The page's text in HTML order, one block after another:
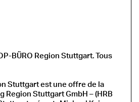
BÜRO Region Stuttgart. Tous
Stuttgart est une offre de la
Stuttgart GmbH – (HRB